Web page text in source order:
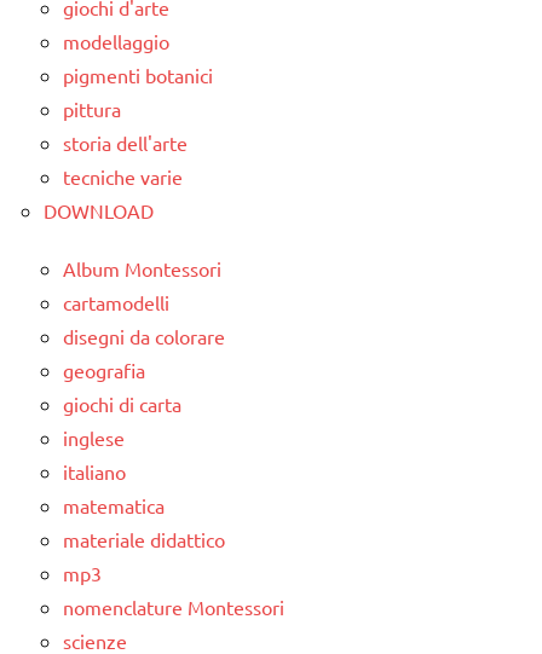
TUTTI GLI
ARGOMENTI
PER ETA'
TUTTI GLI
ARTICOLI
classe
classe
4a
classe
dettati /
atmosferico
dettati
ortografici
GEOGRAFIA
LINGUAGGIO
TUTTI GLI
ARGOMENTI
giochi d'arte
modellaggio
pigmenti botanici
pittura
storia dell'arte
tecniche varie
DOWNLOAD
Album Montessori
cartamodelli
disegni da colorare
geografia
giochi di carta
inglese
italiano
matematica
materiale didattico
mp3
nomenclature Montessori
scienze